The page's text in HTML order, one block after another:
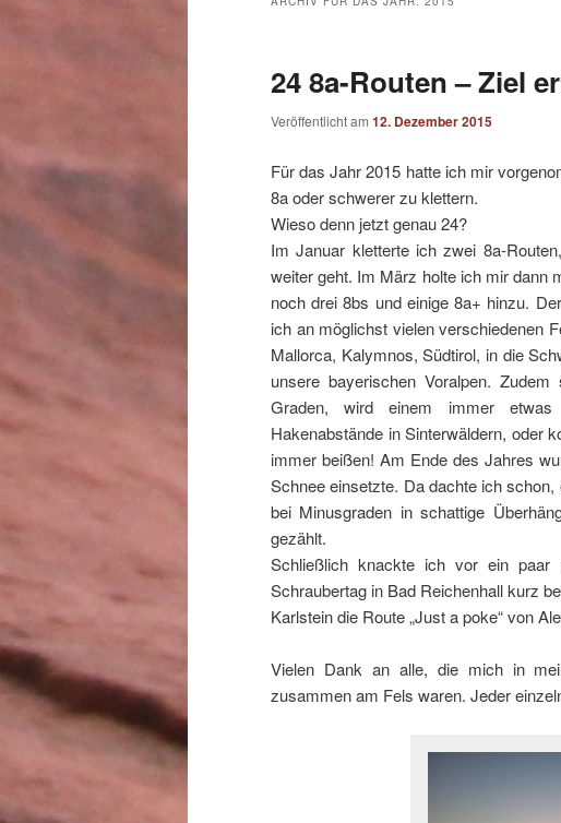
24 8a-Routen – Ziel
Veröffentlicht am 12. Dezember 2015
Für das Jahr 2015 hatte ich mir
8a oder schwerer zu klettern.
Wieso denn jetzt genau 24?
Im Januar kletterte ich zwei 8a-
weiter geht. Im März holte ich mir dann
noch drei 8bs und einige 8a+ hinzu.
ich an möglichst vielen verschiedenen
Mallorca, Kalymnos, Südtirol, in die
unsere bayerischen Voralpen.
Graden, wird einem immer etwas
Hakenabstände in Sinterwäldern, oder
immer beißen! Am Ende des Jahres
Schnee einsetzte. Da dachte ich
bei Minusgraden in schattige
gezählt.
Schließlich knackte ich vor ein paar
Schraubertag in Bad Reichenhall kurz
Karlstein die Route „Just a poke“ von
Vielen Dank an alle, die mich in
zusammen am Fels waren. Jeder